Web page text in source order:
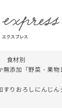
食材別
添加「野菜・果物
りおろしにんじん